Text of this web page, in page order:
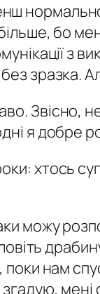
бо
з
зразка.
Звісно,
я добре
хтось
можу
нам